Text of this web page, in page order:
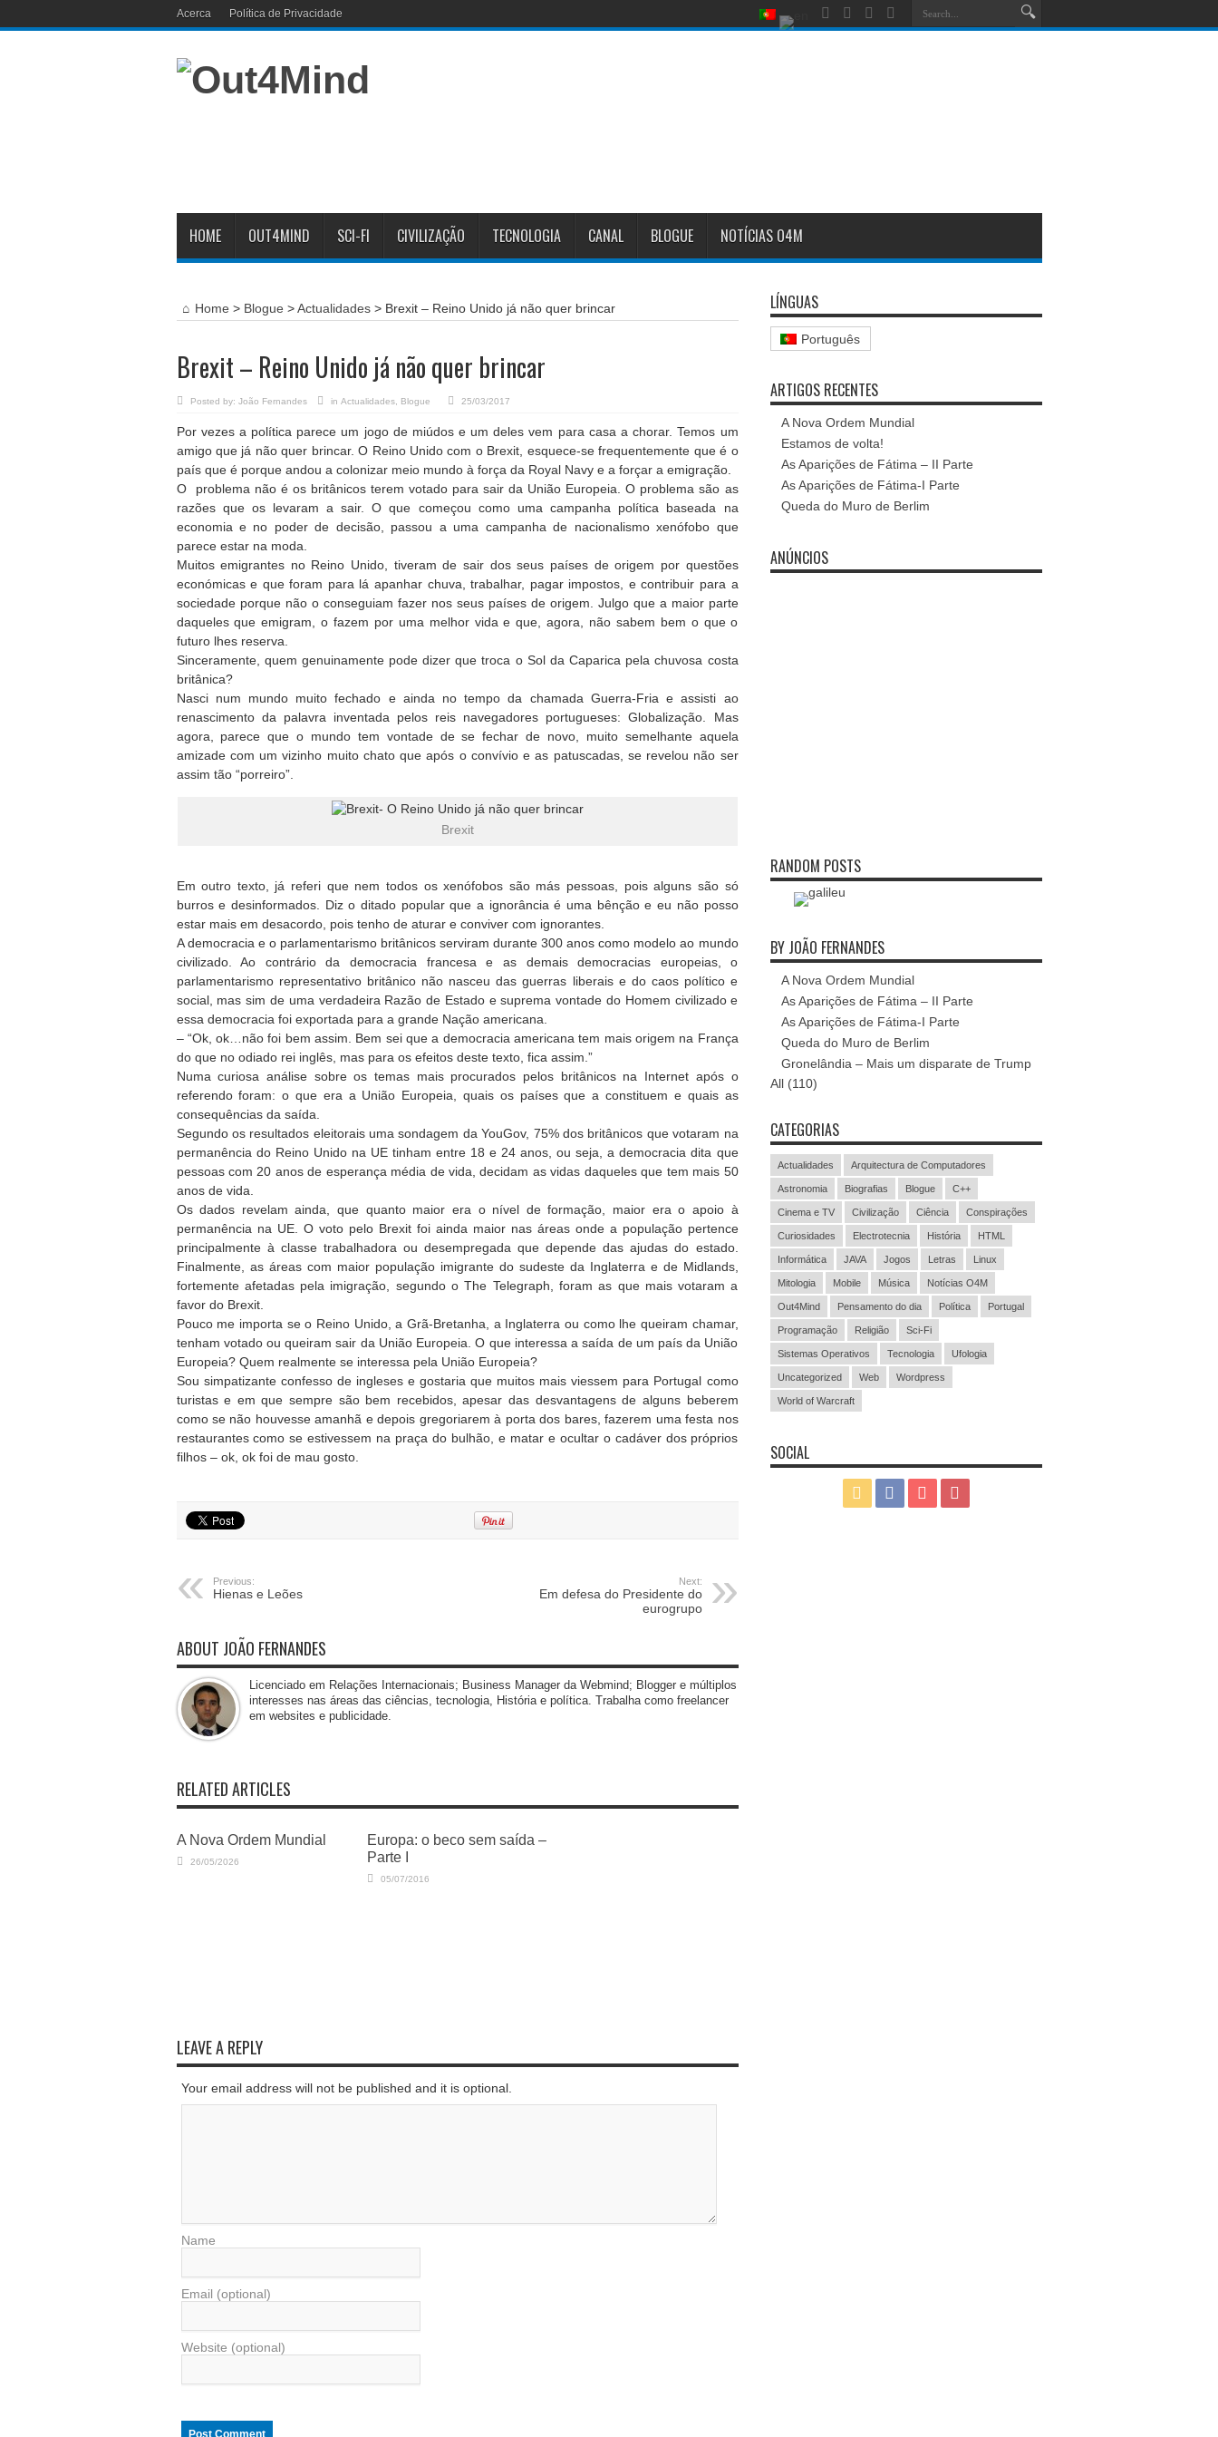
Acerca Política de Privacidade
HOME OUT4MIND SCI-FI CIVILIZAÇÃO TECNOLOGIA CANAL BLOGUE NOTÍCIAS O4M
Home > Blogue >Actualidades> Brexit – Reino Unido já não quer brincar
Brexit – Reino Unido já não quer brincar
Posted by: João Fernandes in Actualidades, Blogue 25/03/2017
Por vezes a política parece um jogo de miúdos e um deles vem para casa a chorar. Temos um
amigo que já não quer brincar. O Reino Unido com o Brexit, esquece-se frequentemente que é o
país que é porque andou a colonizar meio mundo à força da Royal Navy e a forçar a emigração.
O problema não é os britânicos terem votado para sair da União Europeia. O problema são as
razões que os levaram a sair. O que começou como uma campanha política baseada na
economia e no poder de decisão, passou a uma campanha de nacionalismo xenófobo que
parece estar na moda.
Muitos emigrantes no Reino Unido, tiveram de sair dos seus países de origem por questões
económicas e que foram para lá apanhar chuva, trabalhar, pagar impostos, e contribuir para a
sociedade porque não o conseguiam fazer nos seus países de origem. Julgo que a maior parte
daqueles que emigram, o fazem por uma melhor vida e que, agora, não sabem bem o que o
futuro lhes reserva.
Sinceramente, quem genuinamente pode dizer que troca o Sol da Caparica pela chuvosa costa
britânica?
Nasci num mundo muito fechado e ainda no tempo da chamada Guerra-Fria e assisti ao
renascimento da palavra inventada pelos reis navegadores portugueses: Globalização. Mas
agora, parece que o mundo tem vontade de se fechar de novo, muito semelhante aquela
amizade com um vizinho muito chato que após o convívio e as patuscadas, se revelou não ser
assim tão “porreiro”.
Brexit
Em outro texto, já referi que nem todos os xenófobos são más pessoas, pois alguns são só
burros e desinformados. Diz o ditado popular que a ignorância é uma bênção e eu não posso
estar mais em desacordo, pois tenho de aturar e conviver com ignorantes.
A democracia e o parlamentarismo britânicos serviram durante 300 anos como modelo ao mundo
civilizado. Ao contrário da democracia francesa e as demais democracias europeias, o
parlamentarismo representativo britânico não nasceu das guerras liberais e do caos político e
social, mas sim de uma verdadeira Razão de Estado e suprema vontade do Homem civilizado e
essa democracia foi exportada para a grande Nação americana.
– “Ok, ok…não foi bem assim. Bem sei que a democracia americana tem mais origem na França
do que no odiado rei inglês, mas para os efeitos deste texto, fica assim.”
Numa curiosa análise sobre os temas mais procurados pelos britânicos na Internet após o
referendo foram: o que era a União Europeia, quais os países que a constituem e quais as
consequências da saída.
Segundo os resultados eleitorais uma sondagem da YouGov, 75% dos britânicos que votaram na
permanência do Reino Unido na UE tinham entre 18 e 24 anos, ou seja, a democracia dita que
pessoas com 20 anos de esperança média de vida, decidam as vidas daqueles que tem mais 50
anos de vida.
Os dados revelam ainda, que quanto maior era o nível de formação, maior era o apoio à
permanência na UE. O voto pelo Brexit foi ainda maior nas áreas onde a população pertence
principalmente à classe trabalhadora ou desempregada que depende das ajudas do estado.
Finalmente, as áreas com maior população imigrante do sudeste da Inglaterra e de Midlands,
fortemente afetadas pela imigração, segundo o The Telegraph, foram as que mais votaram a
favor do Brexit.
Pouco me importa se o Reino Unido, a Grã-Bretanha, a Inglaterra ou como lhe queiram chamar,
tenham votado ou queiram sair da União Europeia. O que interessa a saída de um país da União
Europeia? Quem realmente se interessa pela União Europeia?
Sou simpatizante confesso de ingleses e gostaria que muitos mais viessem para Portugal como
turistas e em que sempre são bem recebidos, apesar das desvantagens de alguns beberem
como se não houvesse amanhã e depois gregoriarem à porta dos bares, fazerem uma festa nos
restaurantes como se estivessem na praça do bulhão, e matar e ocultar o cadáver dos próprios
filhos – ok, ok foi de mau gosto.
Previous:
Hienas e Leões
Next:
Em defesa do Presidente do
eurogrupo
ABOUT JOÃO FERNANDES
Licenciado em Relações Internacionais; Business Manager da Webmind; Blogger e múltiplos
interesses nas áreas das ciências, tecnologia, História e política. Trabalha como freelancer
em websites e publicidade.
RELATED ARTICLES
A Nova Ordem Mundial
26/05/2026
Europa: o beco sem saída –
Parte I
05/07/2016
LEAVE A REPLY
Your email address will not be published and it is optional.
Name
Email (optional)
Website (optional)
LÍNGUAS
Português
ARTIGOS RECENTES
A Nova Ordem Mundial
Estamos de volta!
As Aparições de Fátima – II Parte
As Aparições de Fátima-I Parte
Queda do Muro de Berlim
ANÚNCIOS
RANDOM POSTS
BY JOÃO FERNANDES
A Nova Ordem Mundial
As Aparições de Fátima – II Parte
As Aparições de Fátima-I Parte
Queda do Muro de Berlim
Gronelândia – Mais um disparate de Trump
All (110)
CATEGORIAS
Actualidades Arquitectura de Computadores
Astronomia Biografias Blogue C++
Cinema e TV Civilização Ciência Conspirações
Curiosidades Electrotecnia História HTML
Informática JAVA Jogos Letras Linux
Mitologia Mobile Música Notícias O4M
Out4Mind Pensamento do dia Política Portugal
Programação Religião Sci-Fi
Sistemas Operativos Tecnologia Ufologia
Uncategorized Web Wordpress
World of Warcraft
SOCIAL